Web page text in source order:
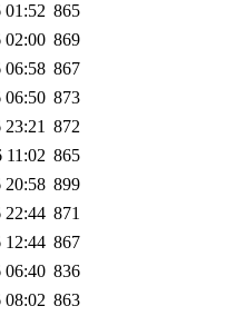
01:52 865
02:00 869
06:58 867
06:50 873
23:21 872
11:02 865
20:58 899
22:44 871
12:44 867
06:40 836
08:02 863